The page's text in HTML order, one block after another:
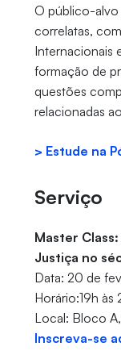
O público-alvo
correlatas,
Internacionais
formação de
questões
relacionadas
> Estude na
Serviço
Master
Justiça no
Data: 20 de
Horário:19h às
Local: Bloco
Inscreva-se